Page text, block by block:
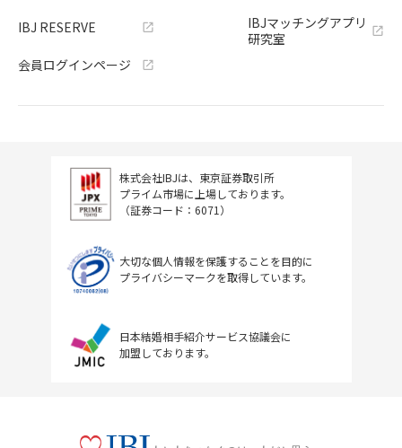
IBJ RESERVE
会員ログインページ
IBJマッチングアプリ
研究室
株式会社IBJは、東京証券取引所
プライム市場に上場しております。
（証券コード：6071）
大切な個人情報を保護することを目的に
プライバシーマークを取得しています。
日本結婚相手紹介サービス協議会に
加盟しております。